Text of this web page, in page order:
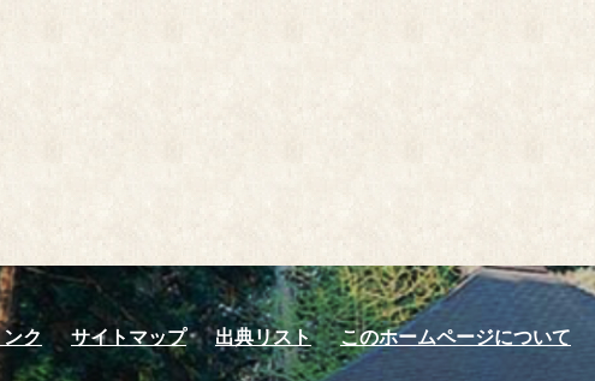
ク サイトマップ 出典リスト このホームページについて